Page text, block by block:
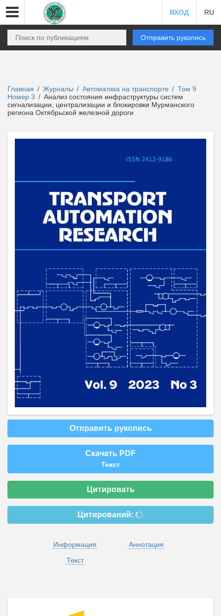
ВХОД RU
Отправить рукопись
Главная / Журналы / Автоматика на транспорте / Том 9
Номер 3 / Анализ состояния инфраструктуры систем
сигнализации, централизации и блокировки Мурманского
региона Октябрьской железной дороги
Отправить рукопись
Скачать PDF
Текст
Цитировать
Цитирований:
Информация
Аннотация
Текст